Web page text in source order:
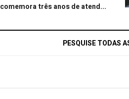
comemora três anos de atend...
PESQUISE TODAS